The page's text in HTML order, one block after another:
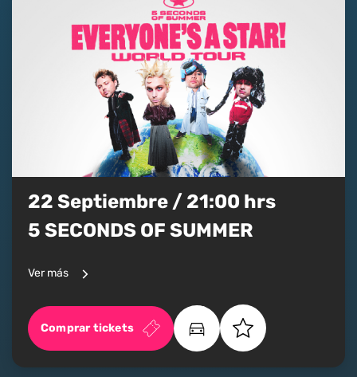
22 Septiembre / 21:00 hrs
5 SECONDS OF SUMMER
Ver más
Comprar tickets